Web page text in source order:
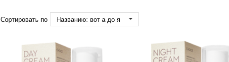
Сортировать по Названию: вот а до я